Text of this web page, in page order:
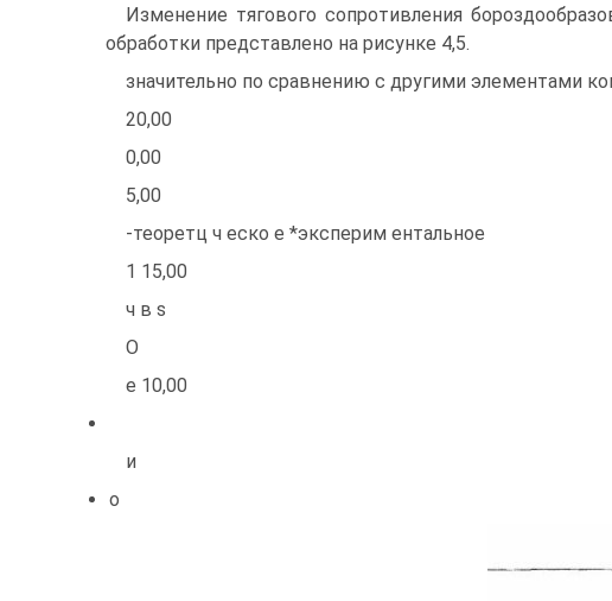
Изменение тягового сопротивления
обработки представлено на рисунке 4,5.
значительно по сравнению с другими элементами
20,00
0,00
5,00
-теоретц ч еско е *эксперим ентальное
1 15,00
ч в s
О
е 10,00
и
о